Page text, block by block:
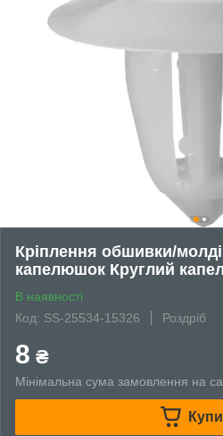
Кріплення обшивки/
капелюшок Круглий
В наявності
Код: SS-25534-15326
Роздріб
8 ₴
Мінімальна сума замовлення на